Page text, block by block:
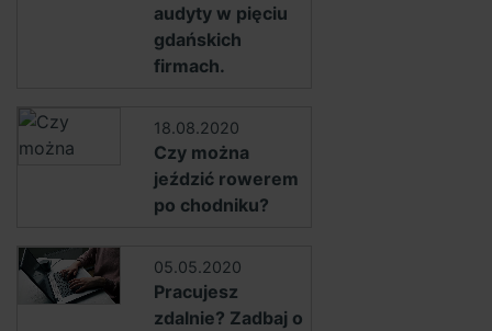
audyty w pięciu
gdańskich
firmach.
18.08.2020
Czy można
jeździć rowerem
po chodniku?
05.05.2020
Pracujesz
zdalnie? Zadbaj o